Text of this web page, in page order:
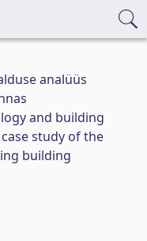
analüüs
and building
study of the
building